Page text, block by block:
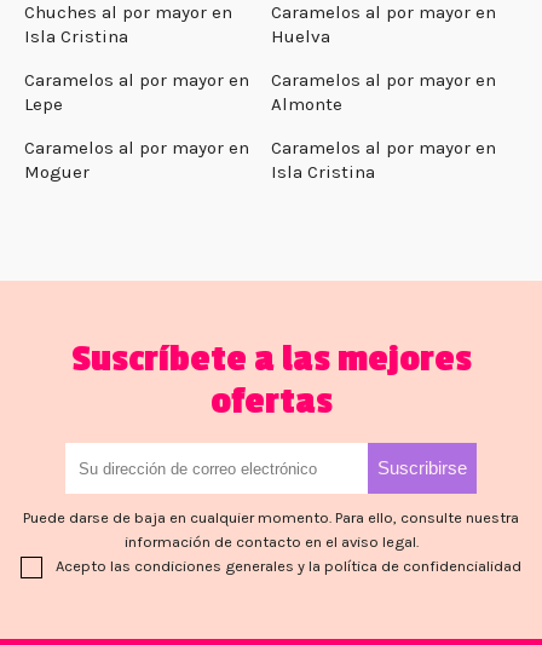
Chuches al por mayor en
Isla Cristina
Caramelos al por mayor en
Huelva
Caramelos al por mayor en
Lepe
Caramelos al por mayor en
Almonte
Caramelos al por mayor en
Moguer
Caramelos al por mayor en
Isla Cristina
Suscríbete a las mejores
ofertas
Puede darse de baja en cualquier momento. Para ello, consulte nuestra
información de contacto en el aviso legal.
Acepto las condiciones generales y la política de confidencialidad